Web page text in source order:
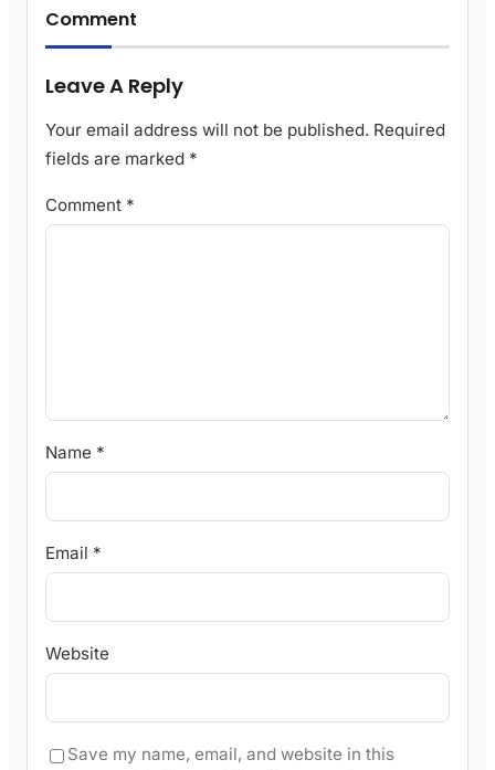
Comment
Leave A Reply
Your email address will not be published. Required
fields are marked *
Comment *
Name *
Email *
Website
Save my name, email, and website in this